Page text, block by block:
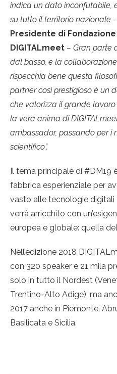
indica un dato inconfutabile,
su tutto il territorio nazionale –
Presidente di
DIGITALmeet – Gran parte
dal basso, e la
rispecchia bene questa
partner così prestigioso è un
che valorizza il grande
la vera anima di
ambassador, passando per i
scientifico”.
Il tema principale di #DM19
fabbrica esperienziale per
vasto alle tecnologie digitali
verrà arricchito con
europea e globale: quella
Nell’edizione 2018
con 320 speaker e 21 mila
solo in tutto il Nordest
Trentino-Alto Adige), ma
2017 anche in Piemonte,
Basilicata e Sicilia.